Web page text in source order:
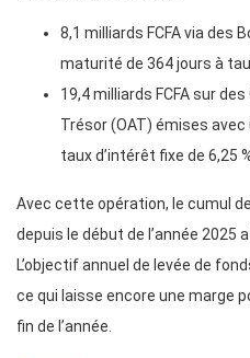
8,1 milliards FCFA via des
maturité de 364 jours à
19,4 milliards FCFA sur
Trésor (OAT) émises
taux d’intérêt fixe de 6,25
Avec cette opération, le cumul
depuis le début de l’année 2025
L’objectif annuel de levée de
ce qui laisse encore une marge
fin de l’année.